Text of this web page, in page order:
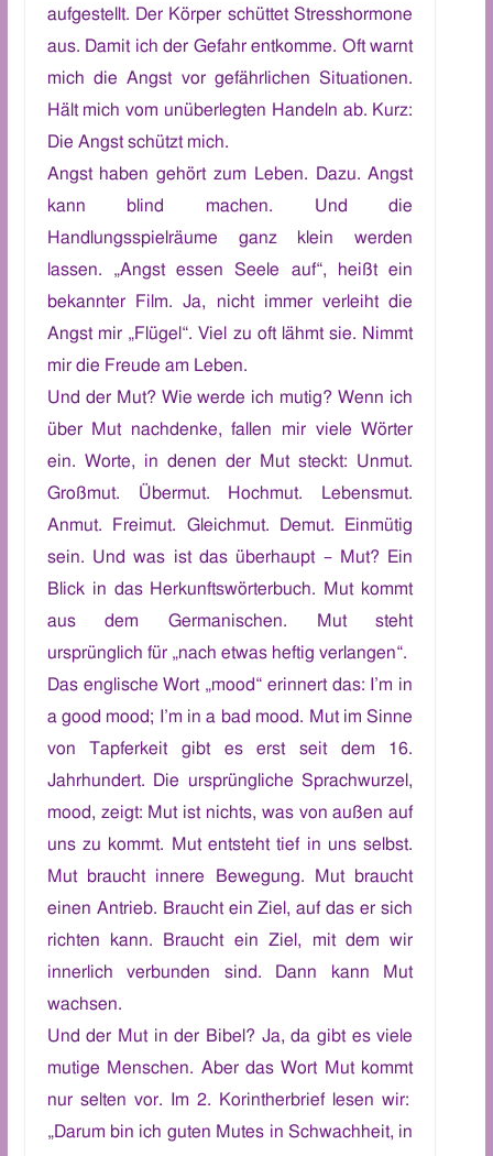
aufgestellt. Der Körper schüttetStresshormone
aus. Damit ich der Gefahr entkomme. Oft warnt
mich die Angst vor gefährlichen Situationen.
Hält mich vom unüberlegten Handeln ab. Kurz:
Die Angstschützt mich.
Angst haben gehört zum Leben. Dazu. Angst
kann blind machen. Und die
Handlungsspielräume ganz klein werden
lassen. „Angst essen Seele auf“, heißt ein
bekannter Film.Ja, nicht immer verleihtdie
Angst mir„Flügel“. Viel zu oft lähmt sie. N immt
mir die Freude am Leben.
Und der Mut? Wie werde ich mutig? Wenn ich
über Mut nachdenke, fallen mir viele Wörter
ein. Worte, in denen der Mut steckt: Unmut.
Großmut. Übermut. Hochmut. Lebensmut.
Anmut. Freimut. Gleichmut. Demut.
Einmütig
sein. Und was ist das überhaupt – Mut? Ein
Blick in das Herkunftswörterbuch. Mut kommt
aus dem Germanischen.
Mutsteht
ursprünglich für „nach etwas heftig verlangen“.
DasenglischeWort „mood“ erinnert das: I’m in
a good mood; I’m in a bad mood. Mut im Sinne
von Tapferkeit gibt eserst seit dem 16.
Jahrhundert. Die ursprüngliche Sprachwurzel,
mood, zeigt: Mut ist nichts, was von außen auf
uns zu kommt. Mut entsteht tief in uns selbst.
Mut braucht innere Bewegung. Mut braucht
einen Antrieb. Brauchtein Ziel, auf das er sich
richten kann. Braucht ein Ziel, mit dem wir
innerlich verbunden sind. Dann kann Mut
wachsen.
Und der Mut in der Bibel? Ja, da gibt esviele
mutige Menschen. Aber das Wort Mut kommt
nur selten vor. Im 2. Korintherbrief lesen wir:
„Darum bin ich guten Mutes in Schwachheit, in